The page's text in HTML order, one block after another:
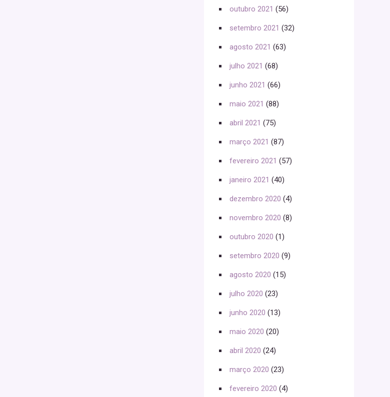
outubro 2021 (56)
setembro 2021 (32)
agosto 2021 (63)
julho 2021 (68)
junho 2021 (66)
maio 2021 (88)
abril 2021 (75)
março 2021 (87)
fevereiro 2021 (57)
janeiro 2021 (40)
dezembro 2020 (4)
novembro 2020 (8)
outubro 2020 (1)
setembro 2020 (9)
agosto 2020 (15)
julho 2020 (23)
junho 2020 (13)
maio 2020 (20)
abril 2020 (24)
março 2020 (23)
fevereiro 2020 (4)